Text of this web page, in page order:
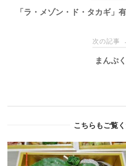
navigation
「ラ・メゾン・ド・タカギ」
次の記事
まんぷく
こちらもご覧